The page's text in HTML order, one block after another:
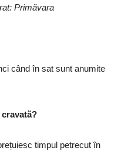
Primăvara
când în sat sunt anumite
timpul petrecut în